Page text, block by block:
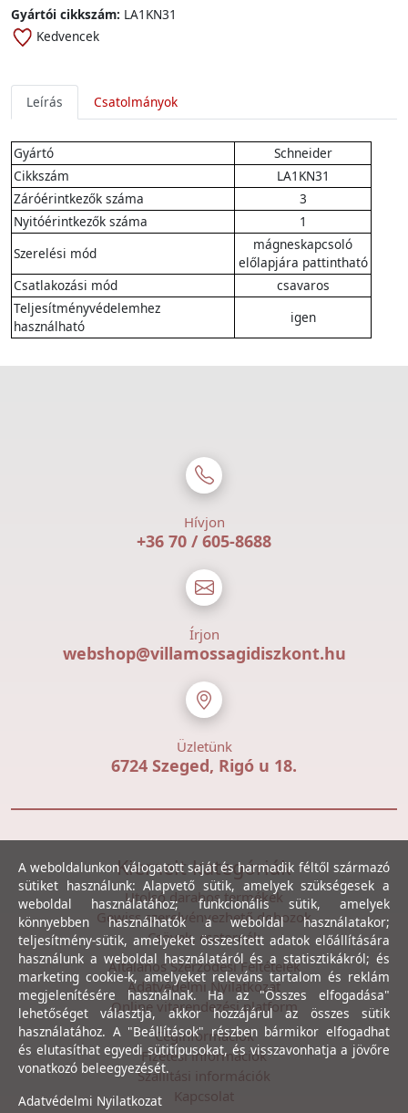
Gyártói cikkszám: LA1KN31
Kedvencek
Leírás Csatolmányok
Gyártó
Schneider
Cikkszám
LA1KN31
Záróérintkezők száma
3
Nyitóérintkezők száma
1
Szerelési mód
mágneskapcsoló
előlapjára pattintható
Csatlakozási mód
csavaros
Teljesítményvédelemhez
használható
igen
Hívjon
+36 70 / 605-8688
Írjon
webshop@villamossagidiszkont.hu
Üzletünk
6724 Szeged, Rigó u 18.
Kiemelt kategóriák
Utolsó darabos termékek
Gewiss szerelvényezhető dobozok
Csövek, csatornák
Általános Szerződési Feltételek
Adatvédelmi Nyilatkozat
Online vitarendezési platform
Céginformációk
Fizetési információk
Szállítási információk
Kapcsolat
A weboldalunkon válogatott saját és harmadik féltől származó
sütiket használunk: Alapvető sütik, amelyek szükségesek a
weboldal használatához; funkcionális sütik, amelyek
könnyebben használhatók a weboldal használatakor;
teljesítmény-sütik, amelyeket összesített adatok előállítására
használunk a weboldal használatáról és a statisztikákról; és
marketing cookie-k, amelyeket releváns tartalom és reklám
megjelenítésére használnak. Ha az "Összes elfogadása"
lehetőséget választja, akkor hozzájárul az összes sütik
használatához. A "Beállítások" részben bármikor elfogadhat
és elutasíthat egyedi sütitípusokat, és visszavonhatja a jövőre
vonatkozó beleegyezését.
Adatvédelmi Nyilatkozat